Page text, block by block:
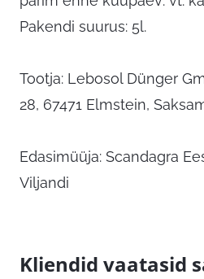
Pakendi suurus: 5l.
Tootja: Lebosol Dünger
28, 67471 Elmstein,
Edasimüüja: Scandagra
Viljandi
Kliendid vaatasid